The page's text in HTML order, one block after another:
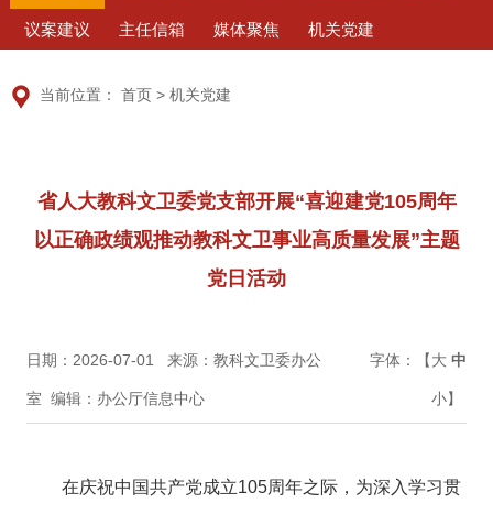
议案建议 主任信箱 媒体聚焦 机关党建
当前位置：首页 >机关党建
省人大教科文卫委党支部开展“喜迎建党105周年
以正确政绩观推动教科文卫事业高质量发展”主题
党日活动
日期：2026-07-01 来源：教科文卫委办公
室 编辑：办公厅信息中心
字体：【大 中
小】
在庆祝中国共产党成立105周年之际，为深入学习贯